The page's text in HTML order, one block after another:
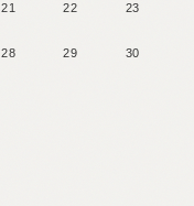
21 22 23
28 29 30